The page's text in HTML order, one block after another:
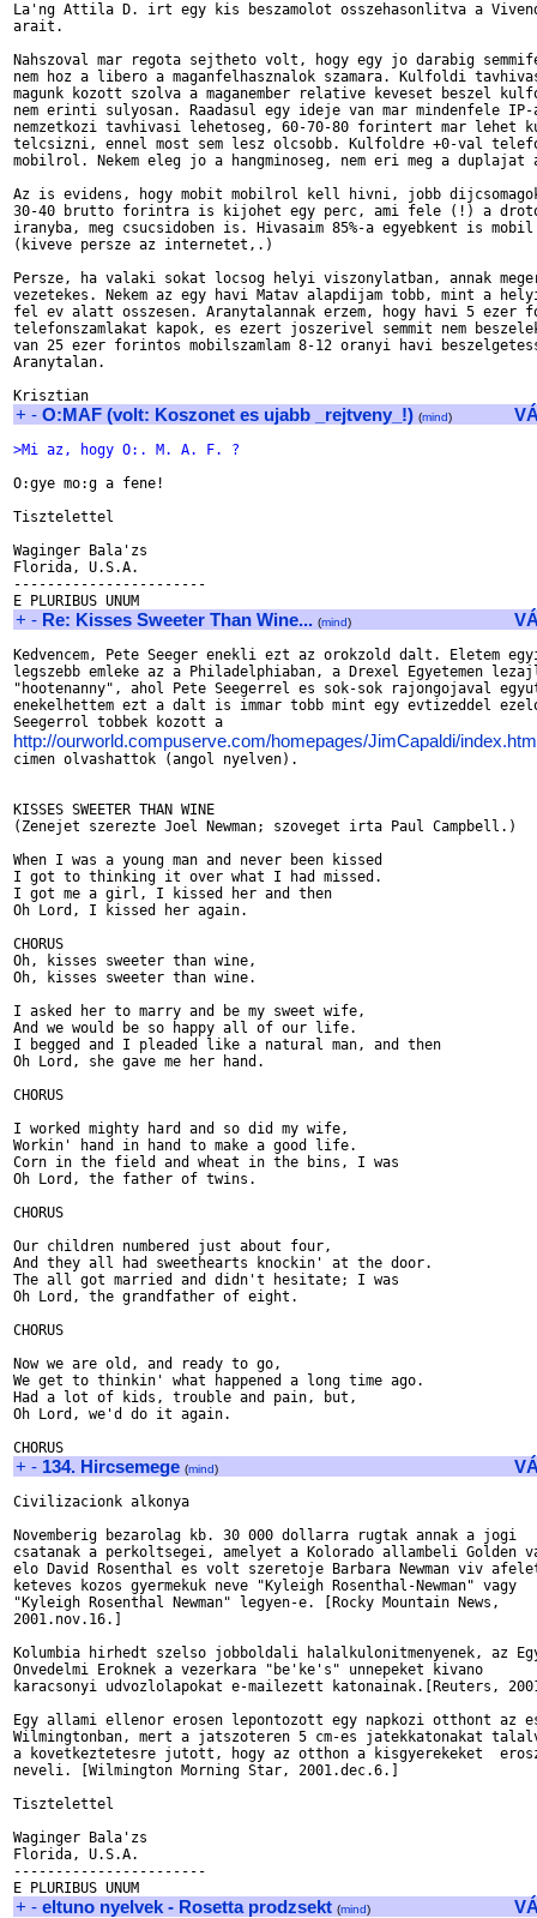
La'ng Attila D. irt egy kis beszamolot osszehasonlitva a
arait.
Nahszoval mar regota sejtheto volt, hogy egy jo darabig
nem hoz a libero a maganfelhasznalok szamara. Kulfoldi
magunk kozott szolva a maganember relative keveset beszel
nem erinti sulyosan. Raadasul egy ideje van mar mindenfele IP-
nemzetkozi tavhivasi lehetoseg, 60-70-80 forintert mar lehet
telcsizni, ennel most sem lesz olcsobb. Kulfoldre +0-val
mobilrol. Nekem eleg jo a hangminoseg, nem eri meg a
Az is evidens, hogy mobit mobilrol kell hivni, jobb
30-40 brutto forintra is kijohet egy perc, ami fele (!) a
iranyba, meg csucsidoben is. Hivasaim 85%-a egyebkent is
(kiveve persze az internetet,.)
Persze, ha valaki sokat locsog helyi viszonylatban, annak
vezetekes. Nekem az egy havi Matav alapdijam tobb, mint a
fel ev alatt osszesen. Aranytalannak erzem, hogy havi 5 ezer
telefonszamlakat kapok, es ezert joszerivel semmit nem
van 25 ezer forintos mobilszamlam 8-12 oranyi havi
Aranytalan.
+ - O:MAF (volt: Koszonet es ujabb _rejtveny_!) (mind)
>Mi az, hogy O:. M. A. F. ?
O:gye mo:g a fene!
Tisztelettel
Waginger Bala'zs
Florida, U.S.A.
-----------------------
+ - Re: Kisses Sweeter Than Wine... (mind)
Kedvencem, Pete Seeger enekli ezt az orokzold dalt. Eletem
legszebb emleke az a Philadelphiaban, a Drexel Egyetemen
"hootenanny", ahol Pete Seegerrel es sok-sok rajongojaval
enekelhettem ezt a dalt is immar tobb mint egy evtizeddel
http://ourworld.compuserve.com/homepages/JimCapaldi/index.htm
cimen olvashattok (angol nyelven).
KISSES SWEETER THAN WINE
(Zenejet szerezte Joel Newman; szoveget irta Paul Campbell.)
When I was a young man and never been kissed
I got to thinking it over what I had missed.
I got me a girl, I kissed her and then
Oh Lord, I kissed her again.
CHORUS
Oh, kisses sweeter than wine,
Oh, kisses sweeter than wine.
I asked her to marry and be my sweet wife,
And we would be so happy all of our life.
I begged and I pleaded like a natural man, and then
Oh Lord, she gave me her hand.
CHORUS
I worked mighty hard and so did my wife,
Workin' hand in hand to make a good life.
Corn in the field and wheat in the bins, I was
Oh Lord, the father of twins.
CHORUS
Our children numbered just about four,
And they all had sweethearts knockin' at the door.
The all got married and didn't hesitate; I was
Oh Lord, the grandfather of eight.
CHORUS
Now we are old, and ready to go,
We get to thinkin' what happened a long time ago.
Had a lot of kids, trouble and pain, but,
Oh Lord, we'd do it again.
+ - 134. Hircsemege (mind)
Civilizacionk alkonya
Novemberig bezarolag kb. 30 000 dollarra rugtak annak a jogi
csatanak a perkoltsegei, amelyet a Kolorado allambeli Golden
elo David Rosenthal es volt szeretoje Barbara Newman viv
keteves kozos gyermekuk neve "Kyleigh Rosenthal-Newman" vagy
"Kyleigh Rosenthal Newman" legyen-e. [Rocky Mountain News,
2001.nov.16.]
Kolumbia hirhedt szelso jobboldali halalkulonitmenyenek, az
Onvedelmi Eroknek a vezerkara "be'ke's" unnepeket kivano
karacsonyi udvozlolapokat e-mailezett katonainak.[Reuters,
Egy allami ellenor erosen lepontozott egy napkozi otthont az
Wilmingtonban, mert a jatszoteren 5 cm-es jatekkatonakat
a kovetkeztetesre jutott, hogy az otthon a kisgyerekeket
neveli. [Wilmington Morning Star, 2001.dec.6.]
Tisztelettel
Waginger Bala'zs
Florida, U.S.A.
-----------------------
+ - eltuno nyelvek - Rosetta prodzsekt (mind)